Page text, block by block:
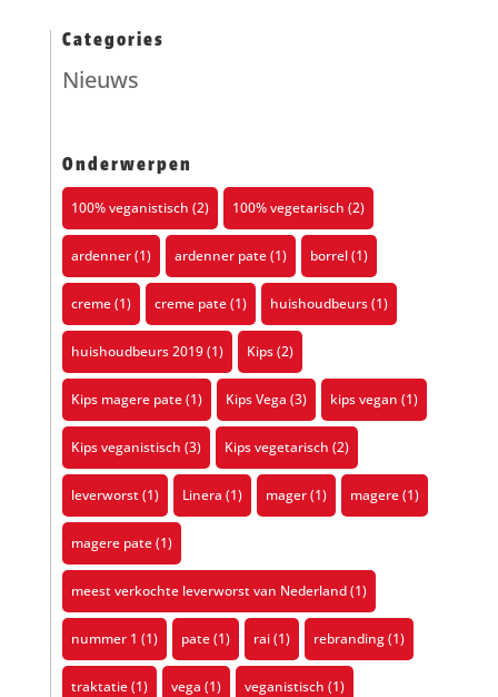
Categories
Nieuws
Onderwerpen
100% veganistisch (2) 100% vegetarisch (2)
ardenner(1) ardenner pate(1) borrel(1)
creme(1) creme pate(1) huishoudbeurs(1)
huishoudbeurs 2019(1) Kips(2)
Kips magere pate(1) Kips Vega (3) kips vegan (1)
Kips veganistisch (3) Kips vegetarisch (2)
leverworst(1) Linera (1) mager(1) magere(1)
magere pate(1)
meest verkochte leverworst van Nederland(1)
nummer 1 (1) pate(1) rai(1) rebranding(1)
traktatie(1) vega (1) veganistisch (1)